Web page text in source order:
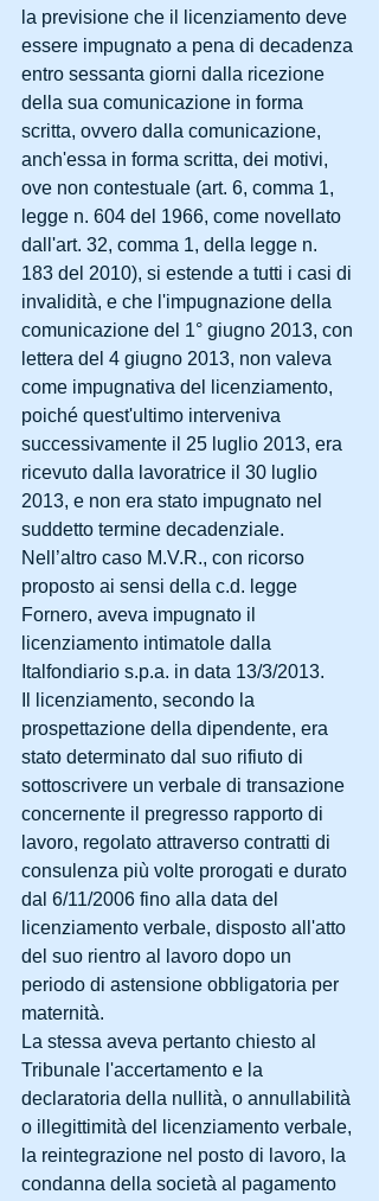
la previsione che il licenziamento deve
essere impugnato a pena di decadenza
entro sessanta giorni dalla ricezione
della sua comunicazione in forma
scritta, ovvero dalla comunicazione,
anch'essa in forma scritta, dei motivi,
ove non contestuale (art. 6, comma 1,
legge n. 604 del 1966, come novellato
dall'art. 32, comma 1, della legge n.
183 del 2010), si estende a tutti i casi di
invalidità, e che l'impugnazione della
comunicazione del 1° giugno 2013, con
lettera del 4 giugno 2013, non valeva
come impugnativa del licenziamento,
poiché quest'ultimo interveniva
successivamente il 25 luglio 2013, era
ricevuto dalla lavoratrice il 30 luglio
2013, e non era stato impugnato nel
suddetto termine decadenziale.
Nell’altro caso M.V.R., con ricorso
proposto ai sensi della c.d. legge
Fornero, aveva impugnato il
licenziamento intimatole dalla
Italfondiario s.p.a. in data 13/3/2013.
Il licenziamento, secondo la
prospettazione della dipendente, era
stato determinato dal suo rifiuto di
sottoscrivere un verbale di transazione
concernente il pregresso rapporto di
lavoro, regolato attraverso contratti di
consulenza più volte prorogati e durato
dal 6/11/2006 fino alla data del
licenziamento verbale, disposto all'atto
del suo rientro al lavoro dopo un
periodo di astensione obbligatoria per
maternità.
La stessa aveva pertanto chiesto al
Tribunale l'accertamento e la
declaratoria della nullità, o annullabilità
o illegittimità del licenziamento verbale,
la reintegrazione nel posto di lavoro, la
condanna della società al pagamento